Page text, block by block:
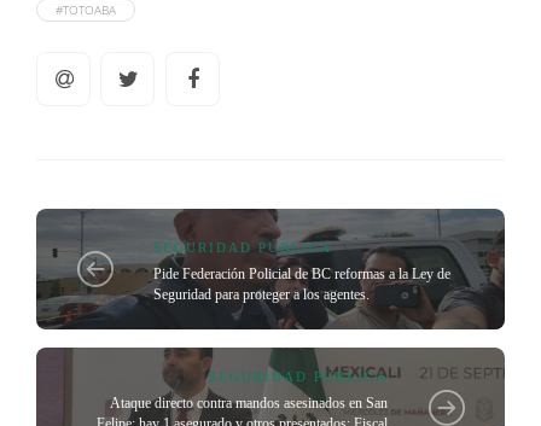
#TOTOABA
SEGURIDAD PÚBLICA
Pide Federación Policial de BC reformas a la Ley de
Seguridad para proteger a los agentes.
SEGURIDAD PÚBLICA
Ataque directo contra mandos asesinados en San